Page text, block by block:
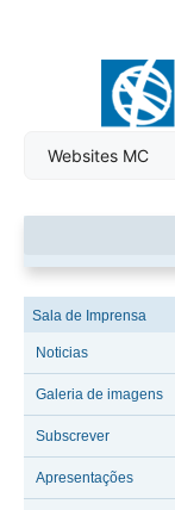
Sala de Imprensa
Noticias
Galeria de imagens
Subscrever
Apresentações